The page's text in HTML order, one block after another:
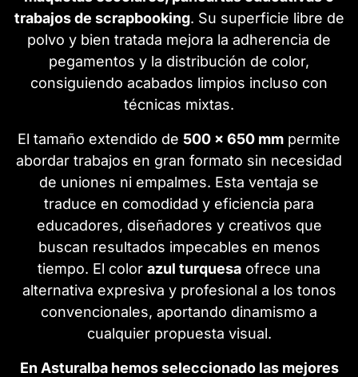
trabajos de scrapbooking. Su superficie libre de
polvo y bien tratada mejora la adherencia de
pegamentos y la distribución de color,
consiguiendo acabados limpios incluso con
técnicas mixtas.
El tamaño extendido de 500 x 650 mm permite
abordar trabajos en gran formato sin necesidad
de uniones ni empalmes. Esta ventaja se
traduce en comodidad y eficiencia para
educadores, diseñadores y creativos que
buscan resultados impecables en menos
tiempo. El color azul turquesa ofrece una
alternativa expresiva y profesional a los tonos
convencionales, aportando dinamismo a
cualquier propuesta visual.
En Asturalba hemos seleccionado las mejores